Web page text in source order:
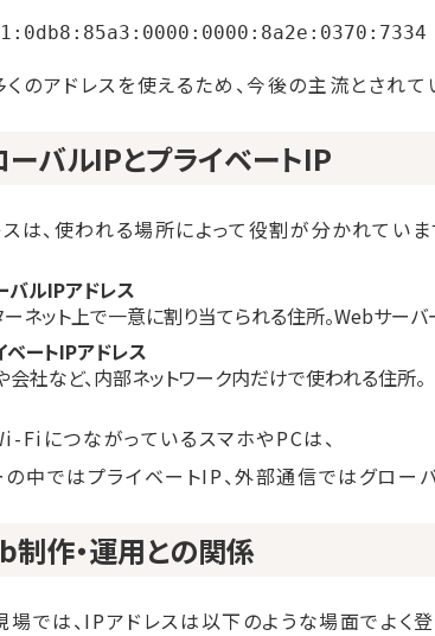
のアドレスを使えるため、今後の主流とされて
ーバルIPとプライベートIP
は、使われる場所によって役割が分かれていま
バルIPアドレス
ーネット上で一意に割り当てられる住所。Webサーバ
ベートIPアドレス
会社など、内部ネットワーク内だけで使われる住所。
FiにつながっているスマホやPCは、
中ではプライベートIP、外部通信ではグロー
制作・運用との関係
では、IPアドレスは以下のような場面でよく登